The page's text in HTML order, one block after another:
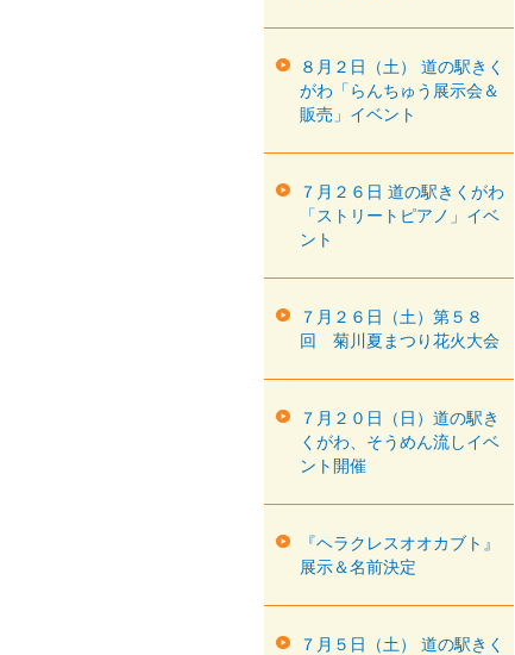
８月２日（土） 道の駅きく
がわ「らんちゅう展示会＆
販売」イベント
７月２６日 道の駅きくがわ
「ストリートピアノ」イベ
ント
７月２６日（土）第５８
回 菊川夏まつり花火大会
７月２０日（日）道の駅き
くがわ、そうめん流しイベ
ント開催
『ヘラクレスオオカブト』
展示＆名前決定
７月５日（土） 道の駅きく